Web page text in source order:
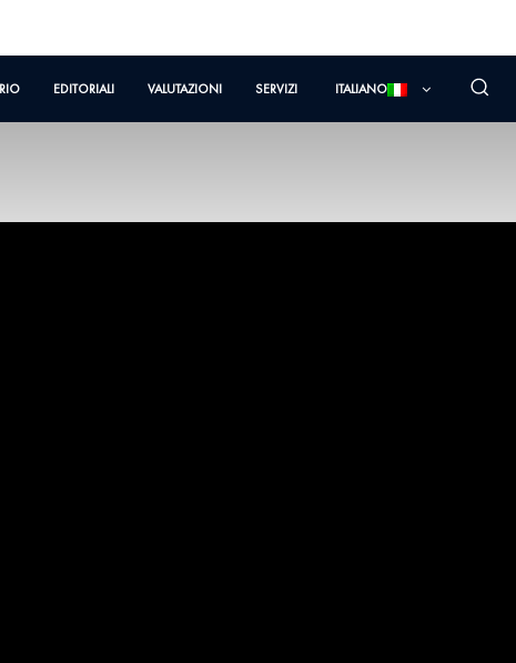
EDITORIALI VALUTAZIONI SERVIZI ITALIANO